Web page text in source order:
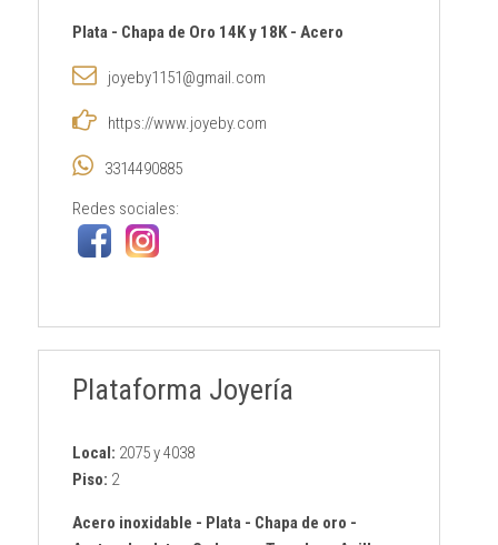
Plata- Chapa de Oro 14K y 18K- Acero
joyeby1151@gmail.com
https://www.joyeby.com
3314490885
Redes sociales:
Plataforma Joyería
Local: 2075 y 4038
Piso: 2
Acero inoxidable - Plata- Chapa de oro -